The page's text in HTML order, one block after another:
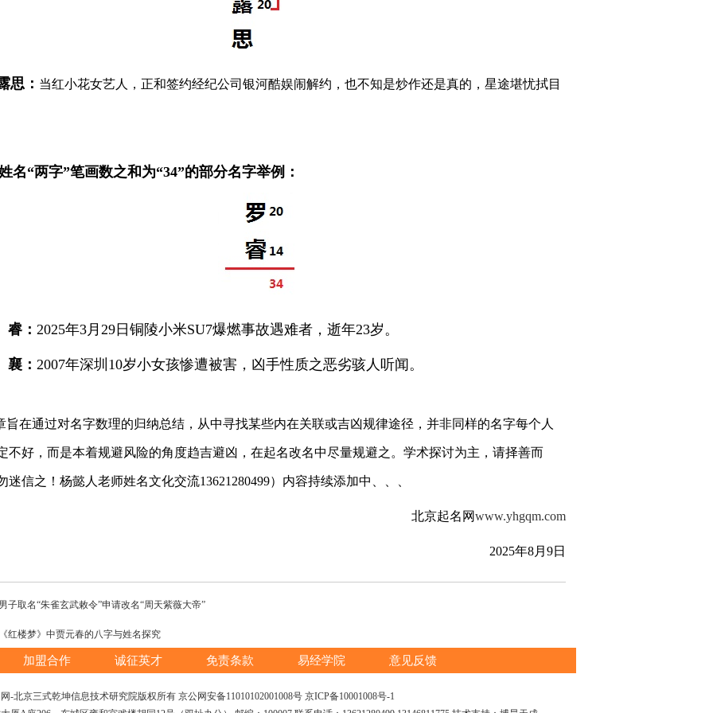
思： 当红小花女艺人，正和签约经纪公司银河酷娱闹解约，也不知是炒作还是真的，星途堪忧拭目
名“两字”笔画数之和为“34”的部分名字举例：
： 2025年3月29日铜陵小米SU7爆燃事故遇难者，逝年23岁。
： 2007年深圳10岁小女孩惨遭被害，凶手性质之恶劣骇人听闻。
旨在通过对名字数理的归纳总结，从中寻找某些内在关联或吉凶规律途径，并非同样的名字每个人
不好，而是本着规避风险的角度趋吉避凶，在起名改名中尽量规避之。学术探讨为主，请择善而
迷信之！杨懿人老师姓名文化交流13621280499）内容持续添加中、、、
北京起名网www.yhgqm.com
2025年8月9日
男子取名“朱雀玄武敕令”申请改名“周天紫薇大帝”
《红楼梦》中贾元春的八字与姓名探究
加盟合作 诚征英才 免责条款 易经学院 意见反馈
-北京三式乾坤信息技术研究院版权所有 京公网安备11010102001008号 京ICP备10001008号-1